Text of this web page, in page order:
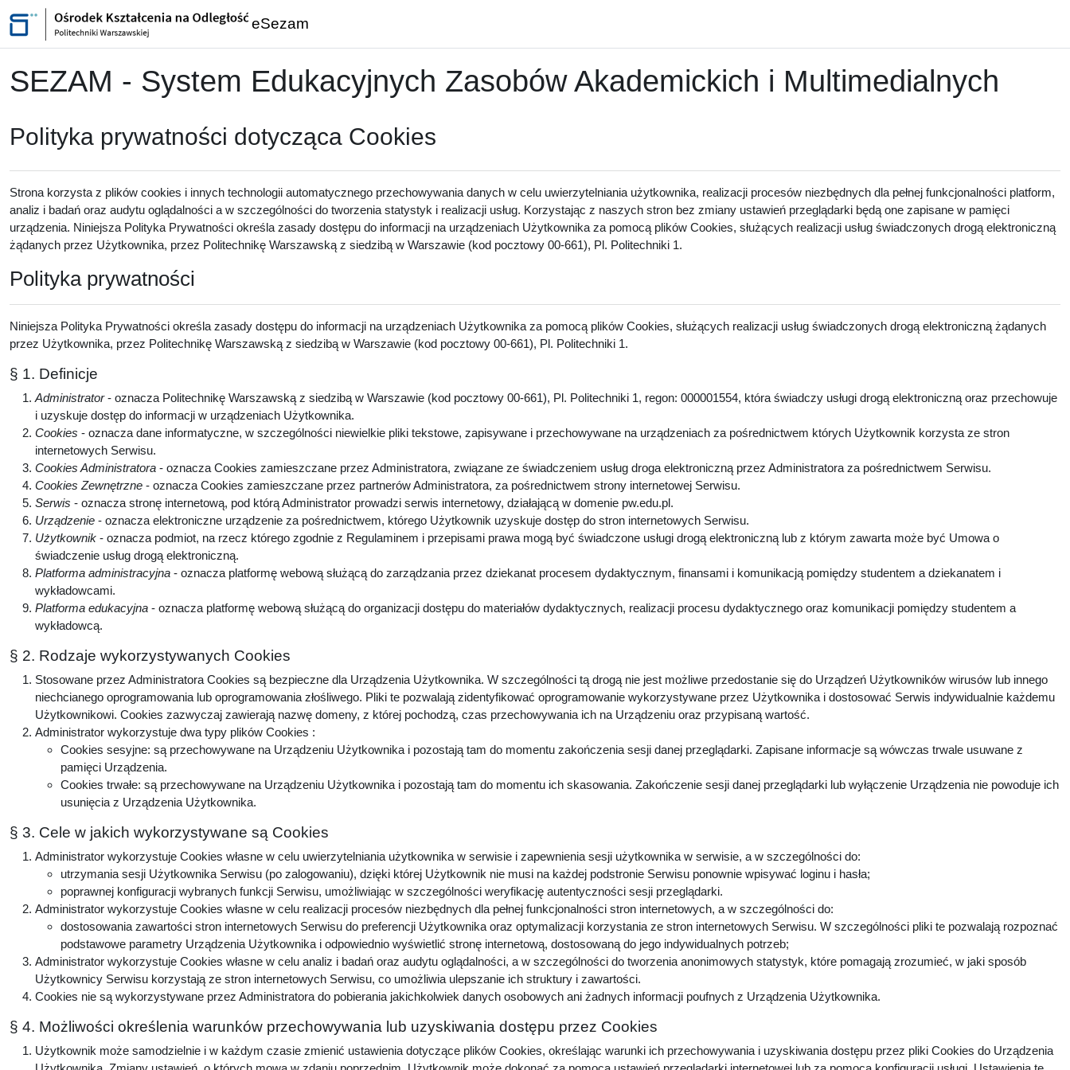
Przejdź do głównej zawartości
eSezam
SEZAM - System Edukacyjnych Zasobów Akademickich i Multimedialnych
Polityka prywatności dotycząca Cookies
Strona korzysta z plików cookies i innych technologii automatycznego przechowywania danych w celu uwierzytelniania użytkownika, realizacji procesów niezbędnych dla pełnej funkcjonalności platform,
analiz i badań oraz audytu oglądalności a w szczególności do tworzenia statystyk i realizacji usług. Korzystając z naszych stron bez zmiany ustawień przeglądarki będą one zapisane w pamięci
urządzenia. Niniejsza Polityka Prywatności określa zasady dostępu do informacji na urządzeniach Użytkownika za pomocą plików Cookies, służących realizacji usług świadczonych drogą elektroniczną
żądanych przez Użytkownika, przez Politechnikę Warszawską z siedzibą w Warszawie (kod pocztowy 00-661), Pl. Politechniki 1.
Polityka prywatności
Niniejsza Polityka Prywatności określa zasady dostępu do informacji na urządzeniach Użytkownika za pomocą plików Cookies, służących realizacji usług świadczonych drogą elektroniczną żądanych
przez Użytkownika, przez Politechnikę Warszawską z siedzibą w Warszawie (kod pocztowy 00-661), Pl. Politechniki 1.
§ 1. Definicje
Administrator- oznacza Politechnikę Warszawską z siedzibą w Warszawie (kod pocztowy 00-661), Pl. Politechniki 1, regon: 000001554, która świadczy usługi drogą elektroniczną oraz przechowuje
i uzyskuje dostęp do informacji w urządzeniach Użytkownika.
Cookies - oznacza dane informatyczne, w szczególności niewielkie pliki tekstowe, zapisywane i przechowywane na urządzeniach za pośrednictwem których Użytkownik korzysta ze stron
internetowych Serwisu.
Cookies Administratora - oznacza Cookies zamieszczane przez Administratora, związane ze świadczeniem usług droga elektroniczną przez Administratora za pośrednictwem Serwisu.
Cookies Zewnętrzne - oznacza Cookies zamieszczane przez partnerów Administratora, za pośrednictwem strony internetowej Serwisu.
Serwis - oznacza stronę internetową, pod którą Administrator prowadzi serwis internetowy, działającą w domenie pw.edu.pl.
Urządzenie - oznacza elektroniczne urządzenie za pośrednictwem, którego Użytkownik uzyskuje dostęp do stron internetowych Serwisu.
Użytkownik - oznacza podmiot, na rzecz którego zgodnie z Regulaminem i przepisami prawa mogą być świadczone usługi drogą elektroniczną lub z którym zawarta może być Umowa o
świadczenie usług drogą elektroniczną.
Platforma administracyjna - oznacza platformę webową służącą do zarządzania przez dziekanat procesem dydaktycznym, finansami i komunikacją pomiędzy studentem a dziekanatem i
wykładowcami.
Platforma edukacyjna - oznacza platformę webową służącą do organizacji dostępu do materiałów dydaktycznych, realizacji procesu dydaktycznego oraz komunikacji pomiędzy studentem a
wykładowcą.
§ 2. Rodzaje wykorzystywanych Cookies
Stosowane przez Administratora Cookies są bezpieczne dla Urządzenia Użytkownika. W szczególności tą drogą nie jest możliwe przedostanie się do Urządzeń Użytkowników wirusów lub innego
niechcianego oprogramowania lub oprogramowania złośliwego. Pliki te pozwalają zidentyfikować oprogramowanie wykorzystywane przez Użytkownika i dostosować Serwis indywidualnie każdemu
Użytkownikowi. Cookies zazwyczaj zawierają nazwę domeny, z której pochodzą, czas przechowywania ich na Urządzeniu oraz przypisaną wartość.
Administrator wykorzystuje dwa typy plików Cookies :
Cookies sesyjne: są przechowywane na Urządzeniu Użytkownika i pozostają tam do momentu zakończenia sesji danej przeglądarki. Zapisane informacje są wówczas trwale usuwane z
pamięci Urządzenia.
Cookies trwałe: są przechowywane na Urządzeniu Użytkownika i pozostają tam do momentu ich skasowania. Zakończenie sesji danej przeglądarki lub wyłączenie Urządzenia nie powoduje ich
usunięcia z Urządzenia Użytkownika.
§ 3. Cele w jakich wykorzystywane są Cookies
Administrator wykorzystuje Cookies własne w celu uwierzytelniania użytkownika w serwisie i zapewnienia sesji użytkownika w serwisie, a w szczególności do:
utrzymania sesji Użytkownika Serwisu (po zalogowaniu), dzięki której Użytkownik nie musi na każdej podstronie Serwisu ponownie wpisywać loginu i hasła;
poprawnej konfiguracji wybranych funkcji Serwisu, umożliwiając w szczególności weryfikację autentyczności sesji przeglądarki.
Administrator wykorzystuje Cookies własne w celu realizacji procesów niezbędnych dla pełnej funkcjonalności stron internetowych, a w szczególności do:
dostosowania zawartości stron internetowych Serwisu do preferencji Użytkownika oraz optymalizacji korzystania ze stron internetowych Serwisu. W szczególności pliki te pozwalają rozpoznać
podstawowe parametry Urządzenia Użytkownika i odpowiednio wyświetlić stronę internetową, dostosowaną do jego indywidualnych potrzeb;
Administrator wykorzystuje Cookies własne w celu analiz i badań oraz audytu oglądalności, a w szczególności do tworzenia anonimowych statystyk, które pomagają zrozumieć, w jaki sposób
Użytkownicy Serwisu korzystają ze stron internetowych Serwisu, co umożliwia ulepszanie ich struktury i zawartości.
Cookies nie są wykorzystywane przez Administratora do pobierania jakichkolwiek danych osobowych ani żadnych informacji poufnych z Urządzenia Użytkownika.
§ 4. Możliwości określenia warunków przechowywania lub uzyskiwania dostępu przez Cookies
Użytkownik może samodzielnie i w każdym czasie zmienić ustawienia dotyczące plików Cookies, określając warunki ich przechowywania i uzyskiwania dostępu przez pliki Cookies do Urządzenia